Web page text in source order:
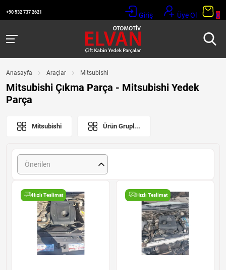
+90 532 737 2621 Giriş Üye Ol 0
Anasayfa Araçlar Mitsubishi
Mitsubishi Çıkma Parça - Mitsubishi Yedek
Parça
Mitsubishi Ürün Grupl...
Önerilen
Hızlı Teslimat Hızlı Teslimat